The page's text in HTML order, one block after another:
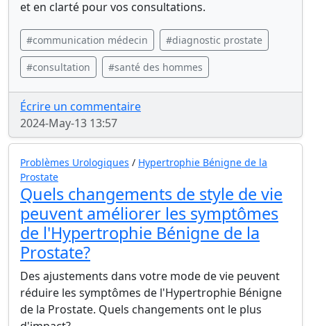
et en clarté pour vos consultations.
#communication médecin #diagnostic prostate
#consultation #santé des hommes
Écrire un commentaire
2024-May-13 13:57
Problèmes Urologiques / Hypertrophie Bénigne de la
Prostate
Quels changements de style de vie
peuvent améliorer les symptômes
de l'Hypertrophie Bénigne de la
Prostate?
Des ajustements dans votre mode de vie peuvent
réduire les symptômes de l'Hypertrophie Bénigne
de la Prostate. Quels changements ont le plus